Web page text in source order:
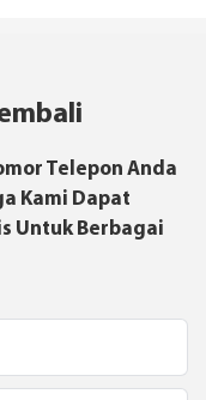
Telepon Anda
Kami Dapat
Untuk Berbagai